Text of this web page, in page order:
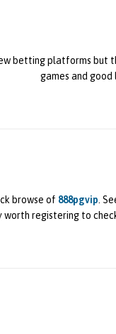
betting platforms but
games and good
browse of 888pgvip .
registering to